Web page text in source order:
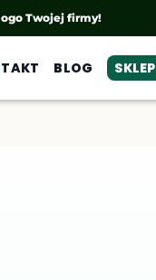
Twojej firmy!
BLOG SKLEP